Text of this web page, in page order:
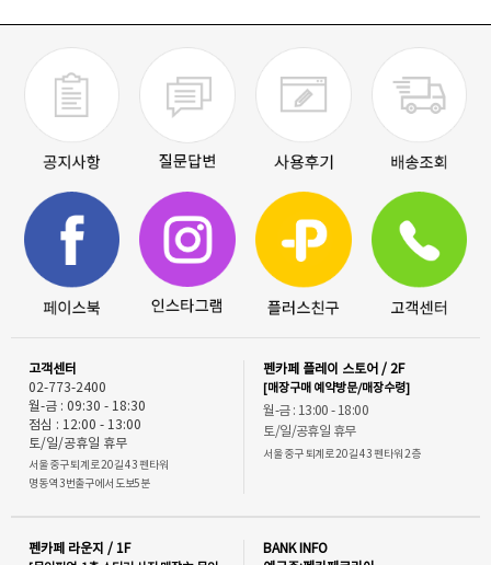
고객센터
02-773-2400
월-금 : 09:30 - 18:30
점심 : 12:00 - 13:00
토/일/공휴일 휴무
서울 중구 퇴계로 20길 43 펜타워
명동역 3번출구에서 도보5분
펜카페 플레이 스토어 / 2F
[매장구매 예약방문/매장수령]
월-금 : 13:00 - 18:00
토/일/공휴일 휴무
서울 중구 퇴계로 20길 43 펜타워 2층
펜카페 라운지 / 1F
BANK INFO